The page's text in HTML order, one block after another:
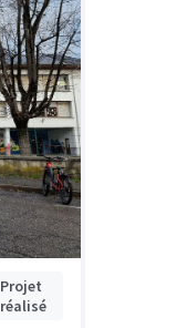
Projet
réalisé